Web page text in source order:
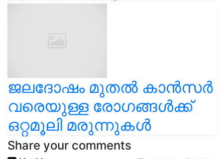
ജലദോഷം മുതൽ കാൻസർ
വരെയുള്ള രോഗങ്ങൾക്ക്
ഒറ്റമൂലി മരുന്നുകൾ
Share your comments